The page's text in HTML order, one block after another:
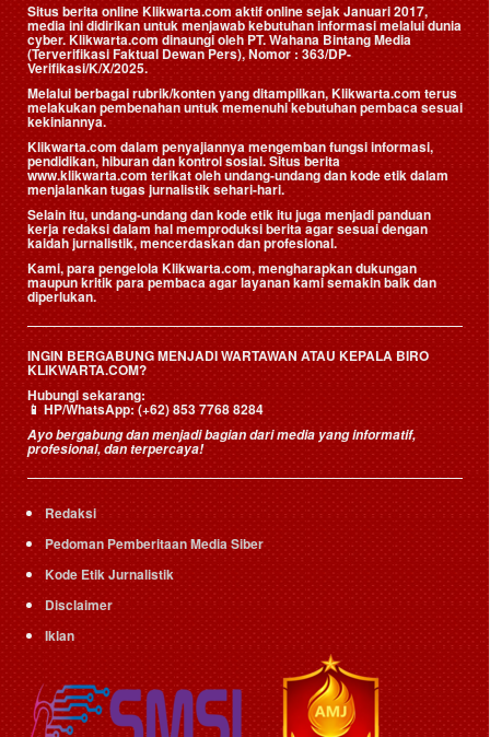
Situs berita online Klikwarta.com aktif online sejak Januari 2017,
media ini didirikan untuk menjawab kebutuhan informasi melalui dunia
cyber. Klikwarta.com dinaungi oleh PT. Wahana Bintang Media
(Terverifikasi Faktual Dewan Pers), Nomor : 363/DP-
Verifikasi/K/X/2025.
Melalui berbagai rubrik/konten yang ditampilkan, Klikwarta.com terus
melakukan pembenahan untuk memenuhi kebutuhan pembaca sesuai
kekiniannya.
Klikwarta.com dalam penyajiannya mengemban fungsi informasi,
pendidikan, hiburan dan kontrol sosial. Situs berita
www.klikwarta.com terikat oleh undang-undang dan kode etik dalam
menjalankan tugas jurnalistik sehari-hari.
Selain itu, undang-undang dan kode etik itu juga menjadi panduan
kerja redaksi dalam hal memproduksi berita agar sesuai dengan
kaidah jurnalistik, mencerdaskan dan profesional.
Kami, para pengelola Klikwarta.com, mengharapkan dukungan
maupun kritik para pembaca agar layanan kami semakin baik dan
diperlukan.
INGIN BERGABUNG MENJADI WARTAWAN ATAU KEPALA BIRO
KLIKWARTA.COM?
Hubungi sekarang:
📱HP/WhatsApp:(+62) 853 7768 8284
Ayo bergabung dan menjadi bagian dari media yang informatif,
profesional, dan terpercaya!
Redaksi
Pedoman Pemberitaan Media Siber
Kode Etik Jurnalistik
Disclaimer
Iklan